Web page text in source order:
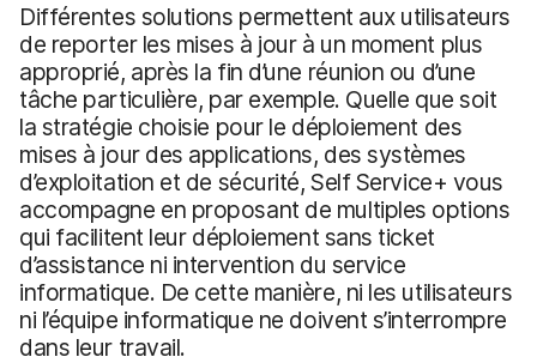
Différentes solutions permettent aux utilisateurs
de reporter les mises à jour à un moment plus
approprié, après la fin d’une réunion ou d’une
tâche particulière, par exemple. Quelle que soit
la stratégie choisie pour le déploiement des
mises à jour des applications, des systèmes
d’exploitation et de sécurité, Self Service+ vous
accompagne en proposant de multiples options
qui facilitent leur déploiement sans ticket
d’assistance ni intervention du service
informatique. De cette manière, ni les utilisateurs
ni l’équipe informatique ne doivent s’interrompre
dans leur travail.